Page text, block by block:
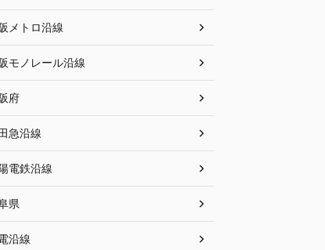
メトロ沿線
モノレール沿線
府
急沿線
電鉄沿線
県
沿線